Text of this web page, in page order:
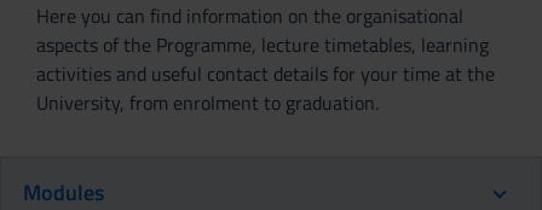
Here you can find information on the organisational
aspects of the Programme, lecture timetables, learning
activities and useful contact details for your time at the
University, from enrolment to graduation.
Modules